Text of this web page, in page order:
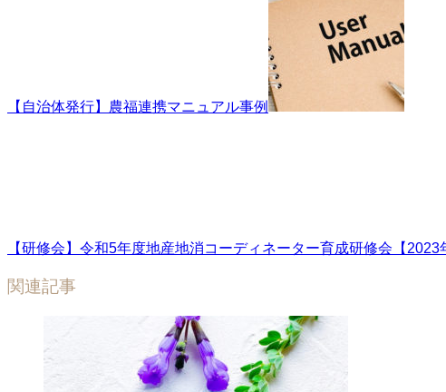
【自治体発行】農福連携マニュアル事例
【研修会】令和5年度地産地消コーディネーター育成研修会【2023
関連記事